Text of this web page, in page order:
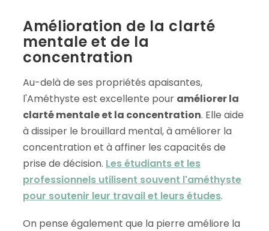
Amélioration de la clarté
mentale et de la
concentration
Au-delà de ses propriétés apaisantes,
l'Améthyste est excellente pour améliorer la
clarté mentale et la concentration. Elle aide
à dissiper le brouillard mental, à améliorer la
concentration et à affiner les capacités de
prise de décision. Les étudiants et les
professionnels utilisent souvent l'améthyste
pour soutenir leur travail et leurs études.
On pense également que la pierre améliore la